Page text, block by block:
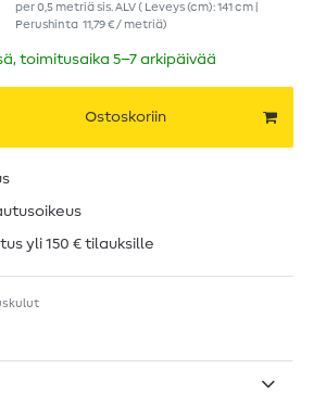
per0,5 metriäsis. ALV( Leveys (cm): 141 cm |
Perushinta 11,79 € / metriä)
toimitusaika 5–7 arkipäivää
Ostoskoriin
yli 150 € tilauksille